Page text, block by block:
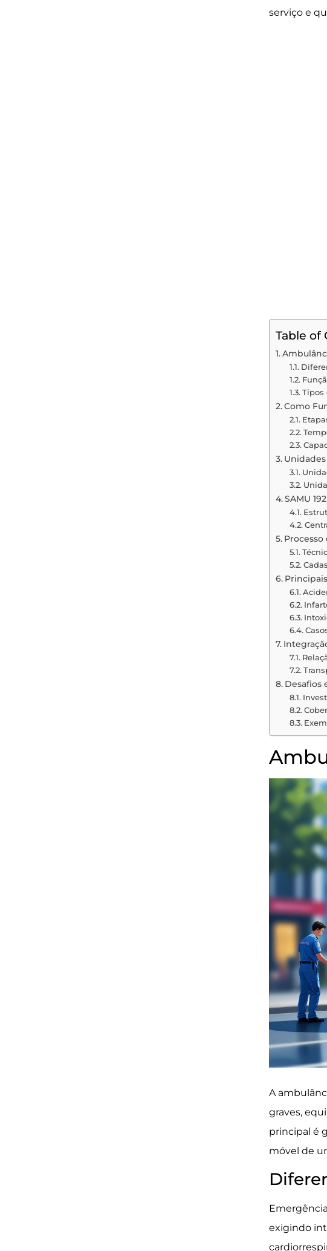
serviço e
Table of
Tipos
Como
SAMU
Processo
Desafios
A
graves,
principal é
móvel de
exigindo